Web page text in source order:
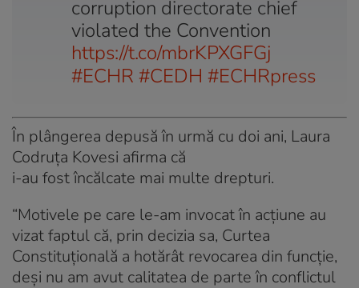
corruption directorate chief
violated the Convention
https://t.co/mbrKPXGFGj
#ECHR #CEDH #ECHRpress
În plângerea depusă în urmă cu doi ani, Laura
Codruța Kovesi afirma că
i-au fost încălcate mai multe drepturi.
“Motivele pe care le-am invocat în acțiune au
vizat faptul că, prin decizia sa, Curtea
Constituțională a hotărât revocarea din funcție,
deși nu am avut calitatea de parte în conflictul